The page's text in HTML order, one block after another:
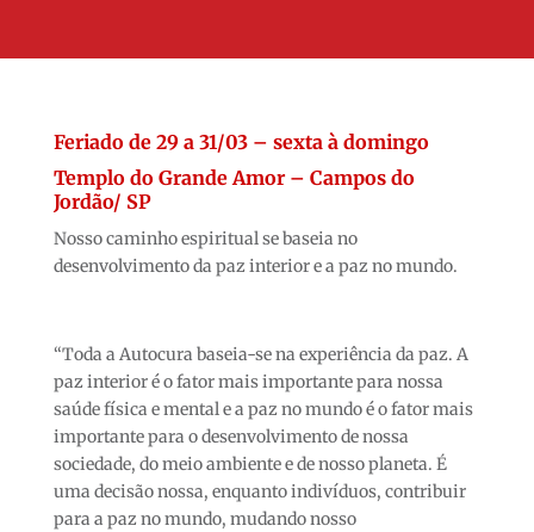
Feriado de 29 a 31/03 – sexta à domingo
Templo do Grande Amor – Campos do
Jordão/ SP
Nosso caminho espiritual se baseia no
desenvolvimento da paz interior e a paz no mundo.
“Toda a Autocura baseia-se na experiência da paz. A
paz interior é o fator mais importante para nossa
saúde física e mental e a paz no mundo é o fator mais
importante para o desenvolvimento de nossa
sociedade, do meio ambiente e de nosso planeta. É
uma decisão nossa, enquanto indivíduos, contribuir
para a paz no mundo, mudando nosso